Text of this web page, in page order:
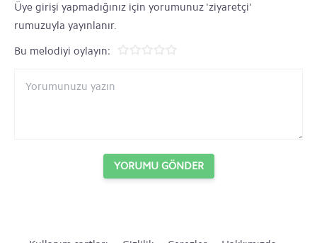
Üye girişi yapmadığınız için yorumunuz 'ziyaretçi'
rumuzuyla yayınlanır.
Bu melodiyi oylayın:
YORUMU GÖNDER